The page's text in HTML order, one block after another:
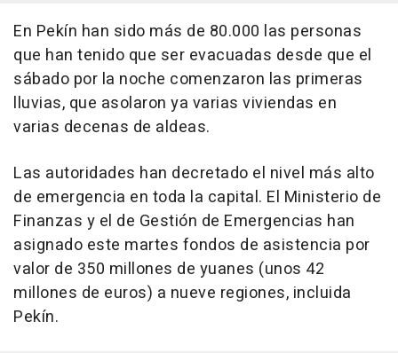
En Pekín han sido más de 80.000 las personas
que han tenido que ser evacuadas desde que el
sábado por la noche comenzaron las primeras
lluvias, que asolaron ya varias viviendas en
varias decenas de aldeas.
Las autoridades han decretado el nivel más alto
de emergencia en toda la capital. El Ministerio de
Finanzas y el de Gestión de Emergencias han
asignado este martes fondos de asistencia por
valor de 350 millones de yuanes (unos 42
millones de euros) a nueve regiones, incluida
Pekín.